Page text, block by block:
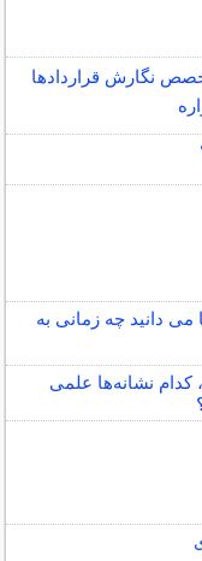
نگارش قراردادها
می دانید چه زمانی به
کدام نشانه‌ها علمی